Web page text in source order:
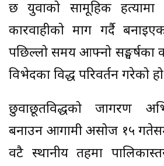
छ युवाको सामूहिक हत्यामा
कारवाहीको माग गर्दै
पछिल्लो समय आफ्नो सङ्घर्षका
विभेदका विरुद्ध परिवर्तन गरेको
छुवाछूतविरुद्धको जागरण
बनाउन आगामी असोज १५
वटै स्थानीय तहमा